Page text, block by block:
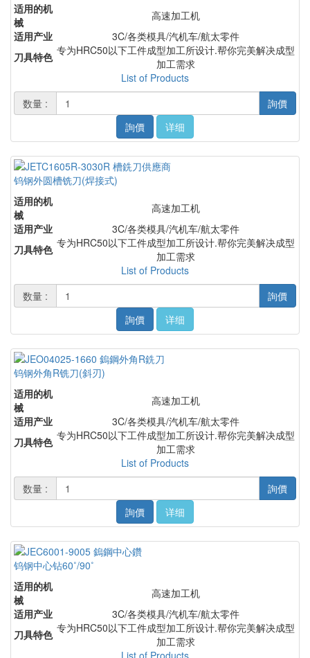
适用的机
械
高速加工机
适用产业
3C/各类模具/汽机车/航太零件
刀具特色 专为HRC50以下工件成型加工所设计.帮你完美解决成型
加工需求
List of Products
数量 :
詢價
詢價
详细
钨钢外圆槽铣刀(焊接式)
适用的机
械
高速加工机
适用产业
3C/各类模具/汽机车/航太零件
刀具特色 专为HRC50以下工件成型加工所设计.帮你完美解决成型
加工需求
List of Products
数量 :
詢價
詢價
详细
钨钢外角R铣刀(斜刃)
适用的机
械
高速加工机
适用产业
3C/各类模具/汽机车/航太零件
刀具特色 专为HRC50以下工件成型加工所设计.帮你完美解决成型
加工需求
List of Products
数量 :
詢價
詢價
详细
钨钢中心钻60˚/90˚
适用的机
械
高速加工机
适用产业
3C/各类模具/汽机车/航太零件
刀具特色 专为HRC50以下工件成型加工所设计.帮你完美解决成型
加工需求
List of Products